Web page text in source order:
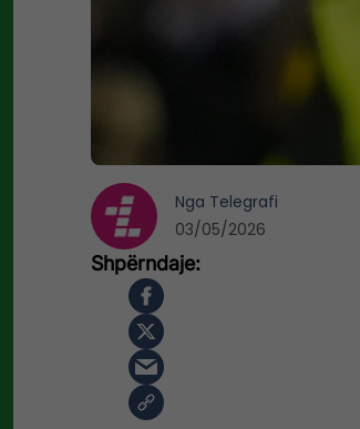
Nga Telegrafi
03/05/2026